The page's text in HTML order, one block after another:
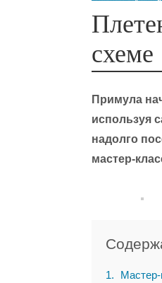
схеме
Примула
используя
надолго
мастер-
1